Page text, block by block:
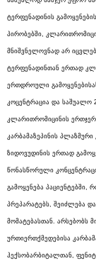
ტერფენადინის
პირობებში,
მნიშვნელოვნად არ
ტერფენადინთან ერთად
ერთდროული
კოცენტრაცია და საშუალო
კლარითრომიცინის
კარბამაზეპინის
ზიდოვუდინის ერთად
წონასწორული
გამოყენება
პრეპარატებს, შეიძლება
მომატებასთან. არსებობს
ურთიერთქმედებისა
ჰექსობარბიტალთან,